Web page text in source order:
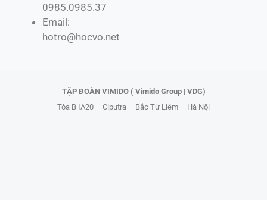
0985.0985.37
Email:
hotro@hocvo.net
b
o
t
TẬP ĐOÀN VIMIDO ( Vimido Group | VDG)
Tòa B IA20 – Ciputra – Bắc Từ Liêm – Hà Nội